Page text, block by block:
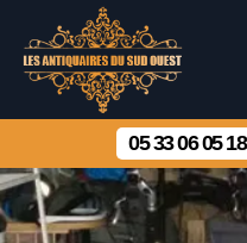
05 33 06 05 18